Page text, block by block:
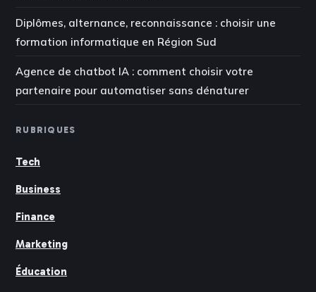
Diplômes, alternance, reconnaissance : choisir une
formation informatique en Région Sud
Agence de chatbot IA : comment choisir votre
partenaire pour automatiser sans dénaturer
RUBRIQUES
Tech
Business
Finance
Marketing
Éducation